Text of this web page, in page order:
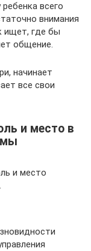
всего
внимания
ищет, где бы
общение.
начинает
все свои
и место в
и место